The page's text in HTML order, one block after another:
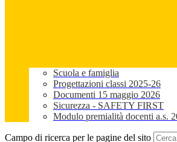
Scuola e famiglia
Progettazioni classi 2025-26
Documenti 15 maggio 2026
Sicurezza - SAFETY FIRST
Modulo premialità docenti a.s.
Campo di ricerca per le pagine del sito